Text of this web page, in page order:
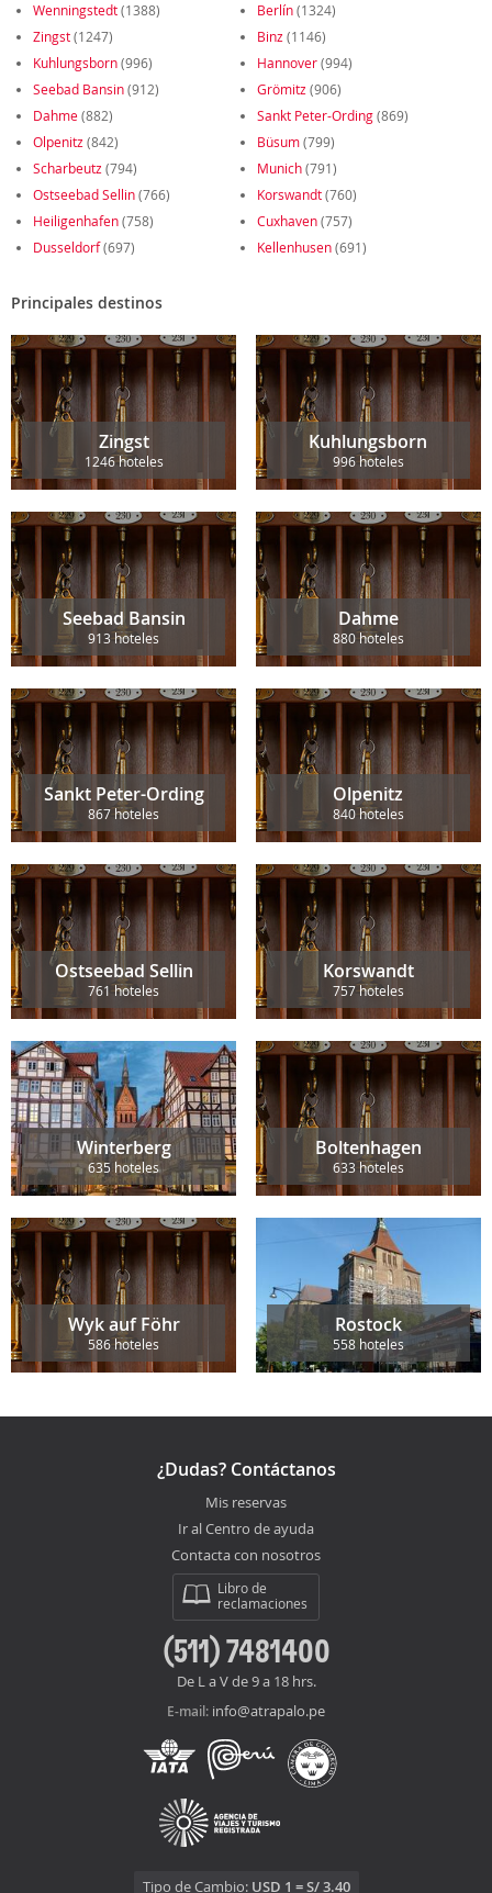
Wenningstedt(1388) Berlín(1324)
Zingst(1247) Binz (1146)
Kuhlungsborn(996) Hannover(994)
Seebad Bansin(912) Grömitz (906)
Dahme(882) Sankt Peter-Ording(869)
Olpenitz (842) Büsum(799)
Scharbeutz (794) Munich(791)
Ostseebad Sellin(766) Korswandt(760)
Heiligenhafen(758) Cuxhaven(757)
Dusseldorf(697) Kellenhusen(691)
Principales destinos
Zingst
1246 hoteles
Kuhlungsborn
996 hoteles
Seebad Bansin
913 hoteles
Dahme
880 hoteles
Sankt Peter-Ording
867 hoteles
Olpenitz
840 hoteles
Ostseebad Sellin
761 hoteles
Korswandt
757 hoteles
Winterberg
635 hoteles
Boltenhagen
633 hoteles
Wyk auf Föhr
586 hoteles
Rostock
558 hoteles
¿Dudas? Contáctanos
Mis reservas
Ir al Centro de ayuda
Contacta con nosotros
Libro de
reclamaciones
(511) 7481400
De L a V de 9 a 18 hrs.
E-mail: info@atrapalo.pe
Tipo de Cambio: USD 1 = S/ 3.40